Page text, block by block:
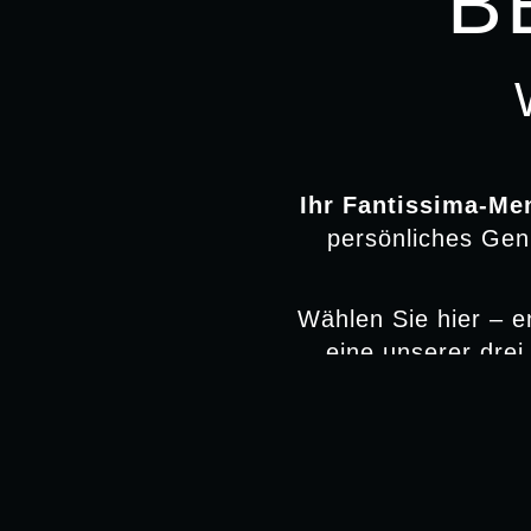
Ihr Fantissima-
persönliches
Wählen Sie hier –
eine unserer